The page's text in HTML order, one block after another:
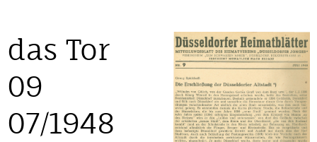
das Tor
09
07/1948